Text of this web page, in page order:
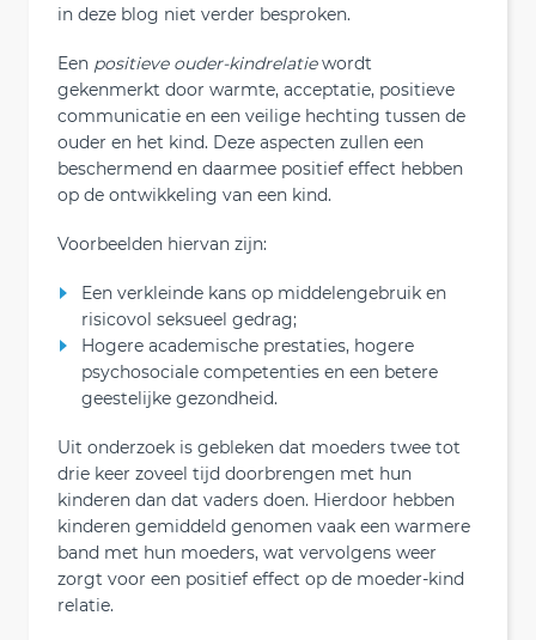
in deze blog niet verder besproken.
Een positieve ouder-kindrelatiewordt
gekenmerkt door warmte, acceptatie, positieve
communicatie en een veilige hechting tussen de
ouder en het kind. Deze aspecten zullen een
beschermend en daarmee positief effect hebben
op de ontwikkeling van een kind.
Voorbeelden hiervan zijn:
Een verkleinde kans op middelengebruik en
risicovol seksueel gedrag;
Hogere academische prestaties, hogere
psychosociale competenties en een betere
geestelijke gezondheid.
Uit onderzoek is gebleken dat moeders twee tot
drie keer zoveel tijd doorbrengen met hun
kinderen dan dat vaders doen. Hierdoor hebben
kinderen gemiddeld genomen vaak een warmere
band met hun moeders, wat vervolgens weer
zorgt voor een positief effect op de moeder-kind
relatie.